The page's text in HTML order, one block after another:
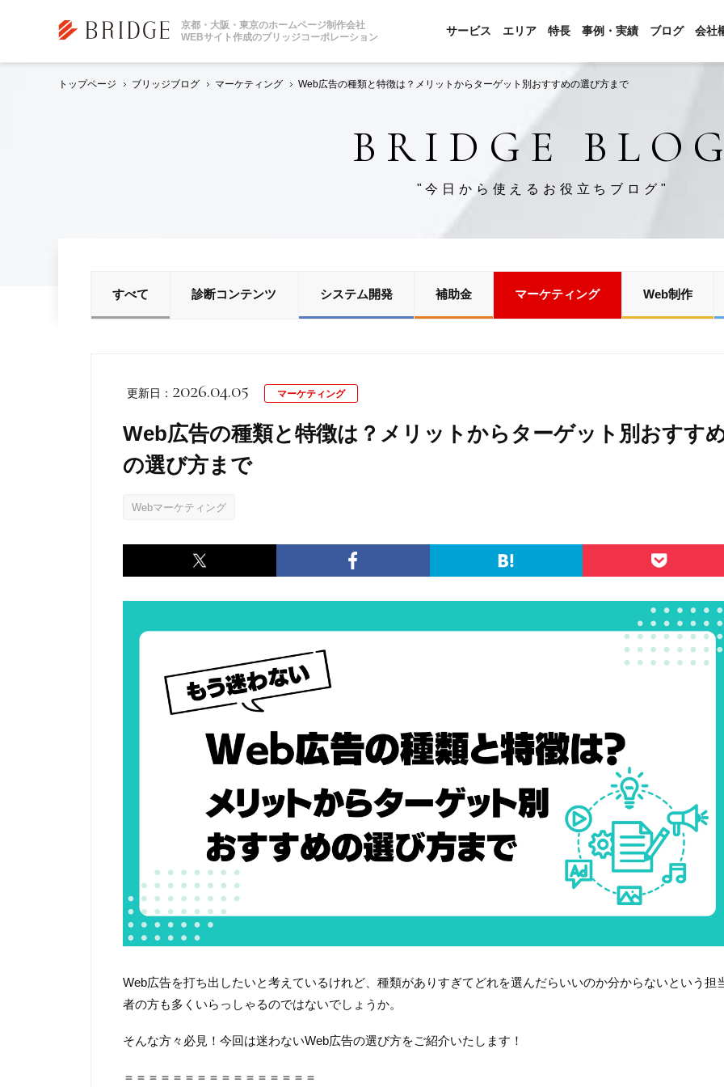
京都・大阪・東京のホームページ制作会社
WEBサイト作成のブリッジコーポレーション
サービス エリア 特長 事例・実績 ブログ 会社
トップページ ブリッジブログ マーケティング Web広告の種類と特徴は？メリットからターゲット別おすすめの選び方まで
BRIDGE
"今日から使えるお役立ちブログ"
すべて 診断コンテンツ システム開発 補助金 マーケティング Web制作
更新日： 2026.04.05 マーケティング
Web広告の種類と特徴は？メリットからターゲット別おすす
の選び方まで
Webマーケティング
Web広告を打ち出したいと考えているけれど、種類がありすぎてどれを選んだらいいのか分からないという担
者の方も多くいらっしゃるのではないでしょうか。
そんな方々必見！今回は迷わないWeb広告の選び方をご紹介いたします！
＝＝＝＝＝＝＝＝＝＝＝＝＝＝＝＝